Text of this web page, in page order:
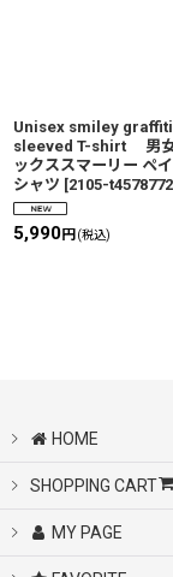
Unisex smiley
sleeved T-shirt 男女
ックススマーリー ペ
シャツ [2105-
5,990円 (税込)
HOME
SHOPPING CART
MY PAGE